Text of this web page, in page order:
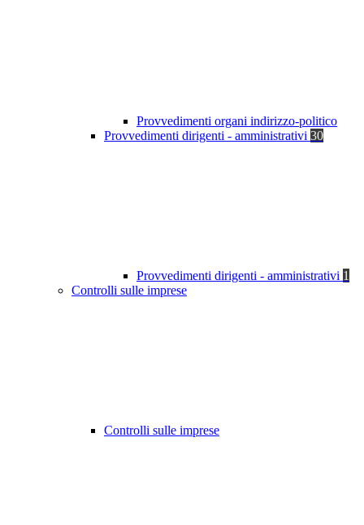
Provvedimenti organi indirizzo-politico
Provvedimenti dirigenti - amministrativi 30
Provvedimenti dirigenti - amministrativi 1
Controlli sulle imprese
Controlli sulle imprese